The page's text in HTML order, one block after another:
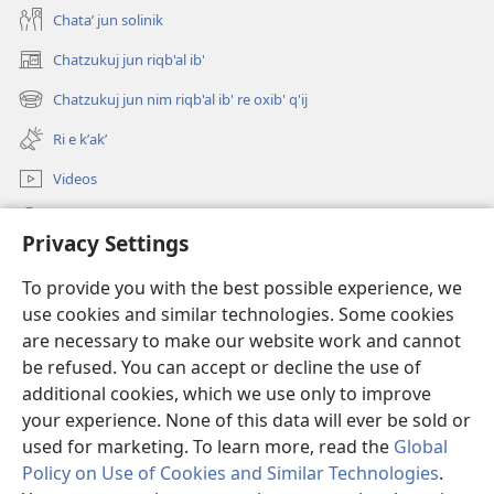
Privacy Settings
To provide you with the best possible experience, we
use cookies and similar technologies. Some cookies
are necessary to make our website work and cannot
be refused. You can accept or decline the use of
additional cookies, which we use only to improve
your experience. None of this data will ever be sold or
used for marketing. To learn more, read the Global
Policy on Use of Cookies and Similar Technologies.
Chataʼ jun solinik
Chatzukuj jun riqb'al ib'
(opens
new
window)
Chatzukuj jun nim riqb'al ib' re oxib' q'ij
(opens
new
window)
Ri e kʼakʼ
Videos
(opens
window)UK'OLB'AL WUJ PA INTERNET Watchtower™
(opens
new
window)JW Hub ®
(opens
new
window)